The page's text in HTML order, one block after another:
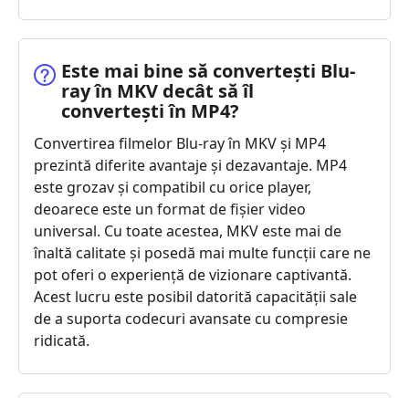
Este mai bine să convertești Blu-
ray în MKV decât să îl
convertești în MP4?
Convertirea filmelor Blu-ray în MKV și MP4
prezintă diferite avantaje și dezavantaje. MP4
este grozav și compatibil cu orice player,
deoarece este un format de fișier video
universal. Cu toate acestea, MKV este mai de
înaltă calitate și posedă mai multe funcții care ne
pot oferi o experiență de vizionare captivantă.
Acest lucru este posibil datorită capacității sale
de a suporta codecuri avansate cu compresie
ridicată.